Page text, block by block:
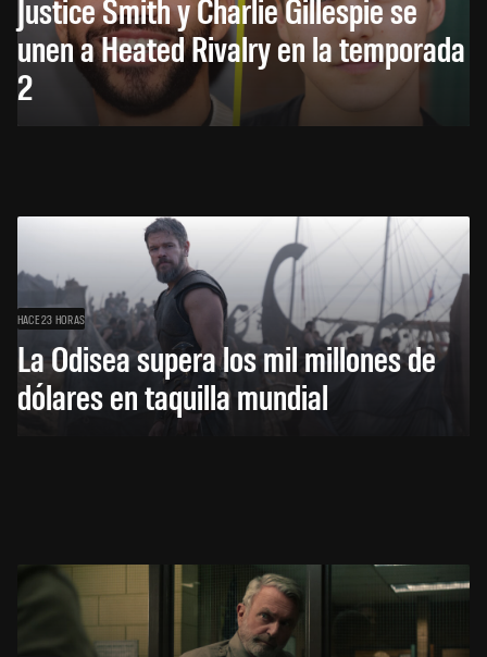
unen a Heated Rivalry en la temporada
2
HACE 23 HORAS
La Odisea supera los mil millones de
dólares en taquilla mundial